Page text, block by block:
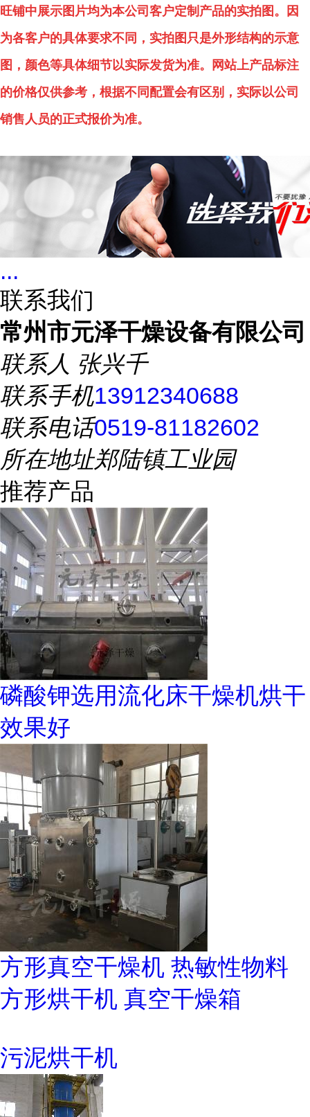
旺铺中展示图片均为本公司客户定制产品的实拍图。因
为各客户的具体要求不同，实拍图只是外形结构的示意
图，颜色等具体细节以实际发货为准。网站上产品标注
的价格仅供参考，根据不同配置会有区别，实际以公司
销售人员的正式报价为准。
...
联系我们
常州市元泽干燥设备有限公司
联系人 张兴千
联系手机13912340688
联系电话0519-81182602
所在地址郑陆镇工业园
推荐产品
磷酸钾选用流化床干燥机烘干
效果好
方形真空干燥机 热敏性物料
方形烘干机 真空干燥箱
污泥烘干机